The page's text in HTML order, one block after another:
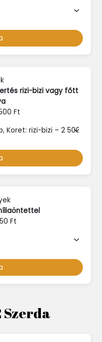
rizi-bizi vagy főtt
Ft
Ft
Szerda